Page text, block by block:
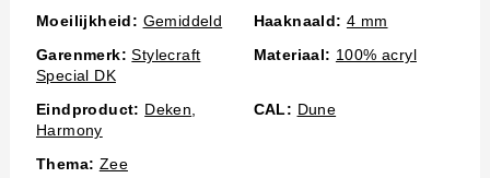
Moeilijkheid: Gemiddeld Haaknaald: 4 mm
Garenmerk: Stylecraft
Special DK
Materiaal: 100% acryl
Eindproduct: Deken
Harmony
CAL: Dune
Thema: Zee